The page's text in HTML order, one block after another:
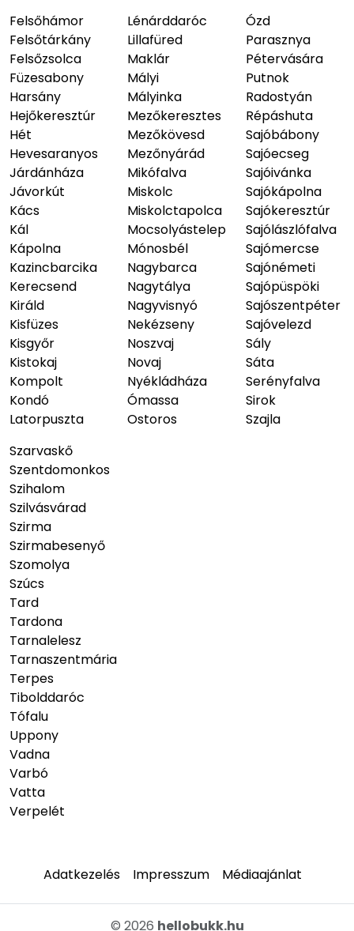
Felsőhámor
Felsőtárkány
Felsőzsolca
Füzesabony
Harsány
Hejőkeresztúr
Hét
Hevesaranyos
Járdánháza
Jávorkút
Kács
Kál
Kápolna
Kazincbarcika
Kerecsend
Királd
Kisfüzes
Kisgyőr
Kistokaj
Kompolt
Kondó
Latorpuszta
Lénárddaróc
Lillafüred
Maklár
Mályi
Mályinka
Mezőkeresztes
Mezőkövesd
Mezőnyárád
Mikófalva
Miskolc
Miskolctapolca
Mocsolyástelep
Mónosbél
Nagybarca
Nagytálya
Nagyvisnyó
Nekézseny
Noszvaj
Novaj
Nyékládháza
Ómassa
Ostoros
Ózd
Parasznya
Pétervására
Putnok
Radostyán
Répáshuta
Sajóbábony
Sajóecseg
Sajóivánka
Sajókápolna
Sajókeresztúr
Sajólászlófalva
Sajómercse
Sajónémeti
Sajópüspöki
Sajószentpéter
Sajóvelezd
Sály
Sáta
Serényfalva
Sirok
Szajla
Szarvaskő
Szentdomonkos
Szihalom
Szilvásvárad
Szirma
Szirmabesenyő
Szomolya
Szúcs
Tard
Tardona
Tarnalelesz
Tarnaszentmária
Terpes
Tibolddaróc
Tófalu
Uppony
Vadna
Varbó
Vatta
Verpelét
Adatkezelés Impresszum Médiaajánlat
© 2026 hellobukk.hu